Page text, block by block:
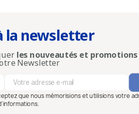
la newsletter
les nouveautés et promotions
Newsletter
que nous mémorisions et utilisions votre